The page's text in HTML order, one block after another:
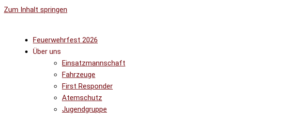
Zum Inhalt springen
Feuerwehrfest 2026
Über uns
Einsatzmannschaft
Fahrzeuge
First Responder
Atemschutz
Jugendgruppe